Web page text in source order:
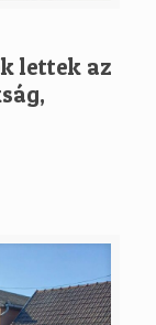
lettek az